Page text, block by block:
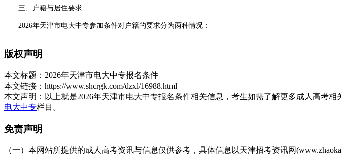
三、户籍与居住要求
2026年天津市电大中专参加条件对户籍的要求分为两种情况：
非天津市户籍：需提供在天津市合法稳定居住或工作的证明材料，以下三项中任选其一即可：
天津市居住证(有效期内);
天津市社保缴纳记录(近6个月内任意一个月);
学校不因户籍不同而设置差异化学费标准，也不限制外省市人员报名比例。但从往年情况看，非津户籍
四、健康及其他要求
版权声明
本文标题： 2026年天津市电大中专报名条件
本文链接： https://www.shcrgk.com/dzxl/16988.html
本文声明： 以上就是2026年天津市电大中专报名条件相关信息，考生如需了解更多成人高考
电大中专栏目。
免责声明
（一）本网站所提供的成人高考资讯与信息仅供参考，具体信息以天津招考资讯网